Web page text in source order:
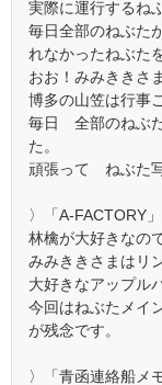
実際に運行するね
毎日全部のねぶた
れなかったねぶた
おお！みみききさ
博多の山笠は行事
毎日 全部のねぶ
た。
頑張って ねぶた
〉「A-FACTORY」
林檎が大好きなの
みみききさまはリ
大好きなアップル
今回はねぶたメイ
が残念です。
〉「青函連絡船メ